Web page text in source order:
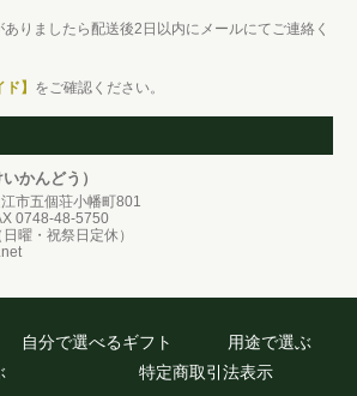
りましたら配送後2日以内にメールにてご連絡く
】 をご確認ください。
かんどう）
市五個荘小幡町801
0748-48-5750
曜・祝祭日定休）
自分で選べるギフト
用途で選ぶ
特定商取引法表示